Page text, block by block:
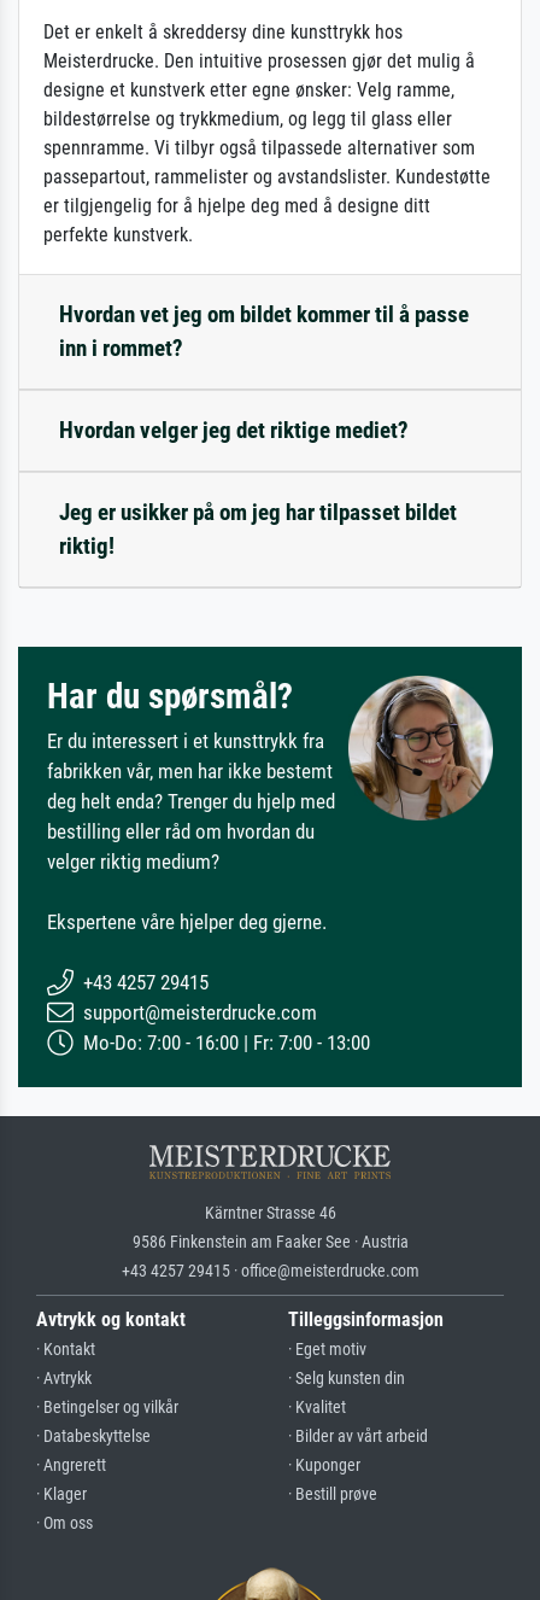
Det er enkelt å skreddersy dine kunsttrykk hos
Meisterdrucke. Den intuitive prosessen gjør det mulig å
designe et kunstverk etter egne ønsker: Velg ramme,
bildestørrelse og trykkmedium, og legg til glass eller
spennramme. Vi tilbyr også tilpassede alternativer som
passepartout, rammelister og avstandslister. Kundestøtte
er tilgjengelig for å hjelpe deg med å designe ditt
perfekte kunstverk.
Hvordan vet jeg om bildet kommer til å passe
inn i rommet?
Hvordan velger jeg det riktige mediet?
Jeg er usikker på om jeg har tilpasset bildet
riktig!
Har du spørsmål?
Er du interessert i et kunsttrykk fra
fabrikken vår, men har ikke bestemt
deg helt enda? Trenger du hjelp med
bestilling eller råd om hvordan du
velger riktig medium?
Ekspertene våre hjelper deg gjerne.
+43 4257 29415
support@meisterdrucke.com
Mo-Do: 7:00 - 16:00 | Fr: 7:00 - 13:00
Kärntner Strasse 46
9586 Finkenstein am Faaker See · Austria
+43 4257 29415 · office@meisterdrucke.com
Avtrykk og kontakt
· Kontakt
· Avtrykk
· Betingelser og vilkår
· Databeskyttelse
· Angrerett
· Klager
· Om oss
Tilleggsinformasjon
· Eget motiv
· Selg kunsten din
· Kvalitet
· Bilder av vårt arbeid
· Kuponger
· Bestill prøve